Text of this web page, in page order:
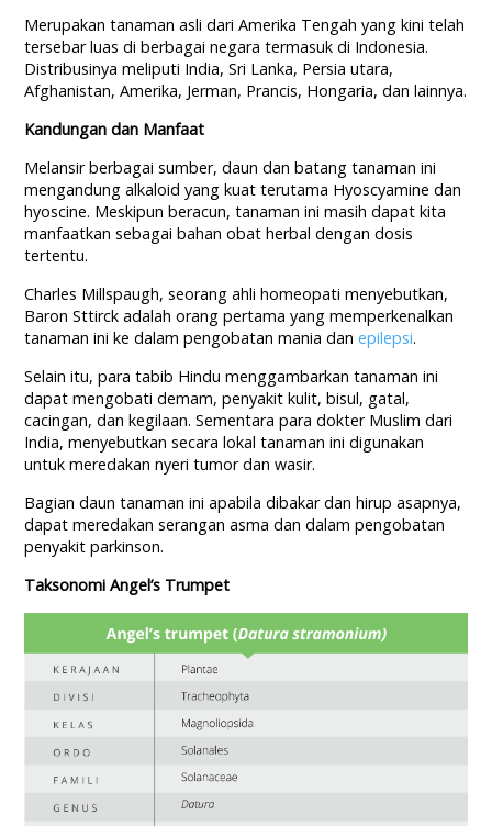
Merupakan tanaman asli dari Amerika Tengah yang kini telah
tersebar luas di berbagai negara termasuk di Indonesia.
Distribusinya meliputi India, Sri Lanka, Persia utara,
Afghanistan, Amerika, Jerman, Prancis, Hongaria, dan lainnya.
Kandungan dan Manfaat
Melansir berbagai sumber, daun dan batang tanaman ini
mengandung alkaloid yang kuat terutama Hyoscyamine dan
hyoscine. Meskipun beracun, tanaman ini masih dapat kita
manfaatkan sebagai bahan obat herbal dengan dosis
tertentu.
Charles Millspaugh, seorang ahli homeopati menyebutkan,
Baron Sttirck adalah orang pertama yang memperkenalkan
tanaman ini ke dalam pengobatan mania danepilepsi.
Selain itu, para tabib Hindu menggambarkan tanaman ini
dapat mengobati demam, penyakit kulit, bisul, gatal,
cacingan, dan kegilaan. Sementara para dokter Muslim dari
India, menyebutkan secara lokal tanaman ini digunakan
untuk meredakan nyeri tumor dan wasir.
Bagian daun tanaman ini apabila dibakar dan hirup asapnya,
dapat meredakan serangan asma dan dalam pengobatan
penyakit parkinson.
Taksonomi Angel’s Trumpet